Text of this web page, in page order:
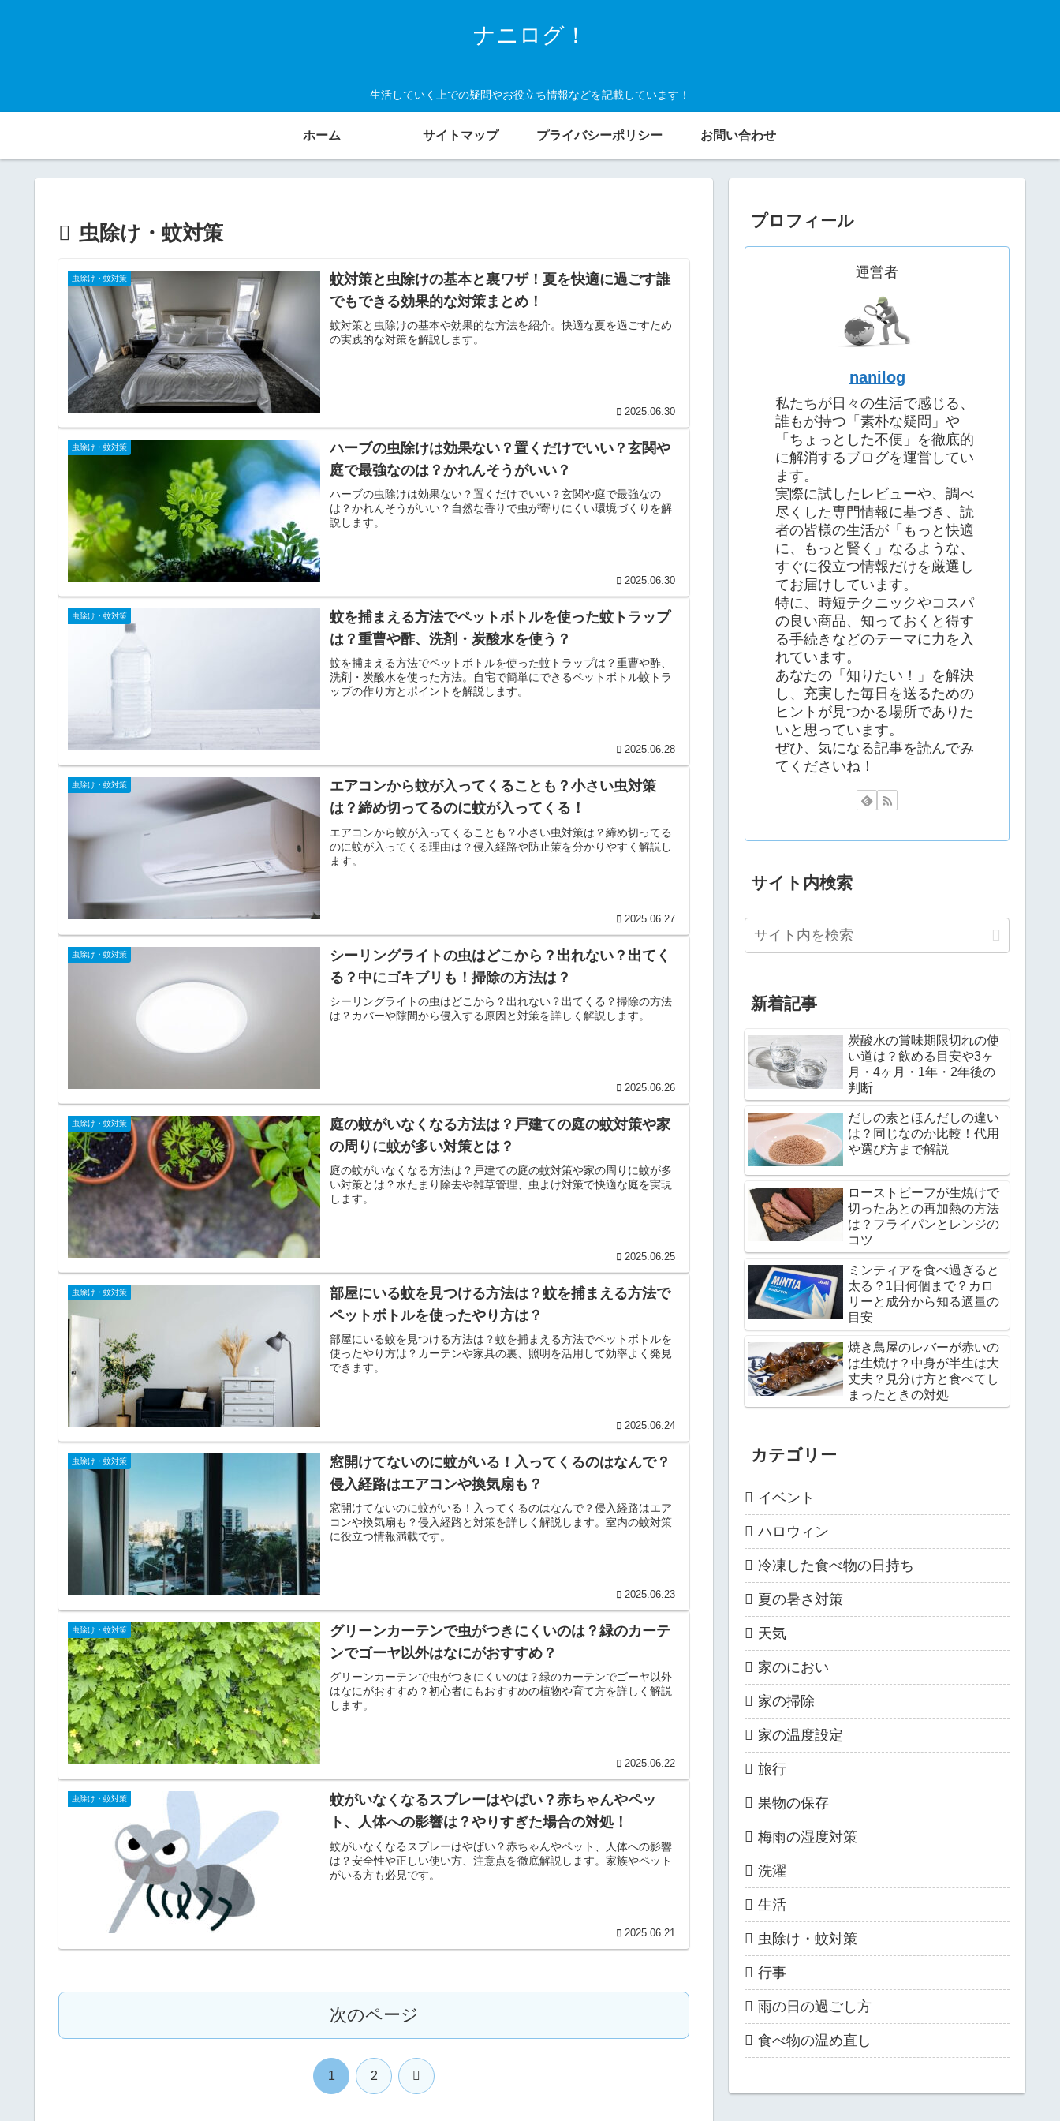
ナニログ！
生活していく上での疑問やお役立ち情報などを記載しています！
ホーム サイトマップ プライバシーポリシー お問い合わせ
虫除け・蚊対策
虫除け・蚊対策
蚊対策と虫除けの基本と裏ワザ！夏を快適に過ごす誰
でもできる効果的な対策まとめ！
蚊対策と虫除けの基本や効果的な方法を紹介。快適な夏を過ごすため
の実践的な対策を解説します。
2025.06.30
虫除け・蚊対策
ハーブの虫除けは効果ない？置くだけでいい？玄関や
庭で最強なのは？かれんそうがいい？
ハーブの虫除けは効果ない？置くだけでいい？玄関や庭で最強なの
は？かれんそうがいい？自然な香りで虫が寄りにくい環境づくりを解
説します。
2025.06.30
虫除け・蚊対策
蚊を捕まえる方法でペットボトルを使った蚊トラップ
は？重曹や酢、洗剤・炭酸水を使う？
蚊を捕まえる方法でペットボトルを使った蚊トラップは？重曹や酢、
洗剤・炭酸水を使った方法。自宅で簡単にできるペットボトル蚊トラ
ップの作り方とポイントを解説します。
2025.06.28
虫除け・蚊対策
エアコンから蚊が入ってくることも？小さい虫対策
は？締め切ってるのに蚊が入ってくる！
エアコンから蚊が入ってくることも？小さい虫対策は？締め切ってる
のに蚊が入ってくる理由は？侵入経路や防止策を分かりやすく解説し
ます。
2025.06.27
虫除け・蚊対策
シーリングライトの虫はどこから？出れない？出てく
る？中にゴキブリも！掃除の方法は？
シーリングライトの虫はどこから？出れない？出てくる？掃除の方法
は？カバーや隙間から侵入する原因と対策を詳しく解説します。
2025.06.26
虫除け・蚊対策
庭の蚊がいなくなる方法は？戸建ての庭の蚊対策や家
の周りに蚊が多い対策とは？
庭の蚊がいなくなる方法は？戸建ての庭の蚊対策や家の周りに蚊が多
い対策とは？水たまり除去や雑草管理、虫よけ対策で快適な庭を実現
します。
2025.06.25
虫除け・蚊対策
部屋にいる蚊を見つける方法は？蚊を捕まえる方法で
ペットボトルを使ったやり方は？
部屋にいる蚊を見つける方法は？蚊を捕まえる方法でペットボトルを
使ったやり方は？カーテンや家具の裏、照明を活用して効率よく発見
できます。
2025.06.24
虫除け・蚊対策
窓開けてないのに蚊がいる！入ってくるのはなんで？
侵入経路はエアコンや換気扇も？
窓開けてないのに蚊がいる！入ってくるのはなんで？侵入経路はエア
コンや換気扇も？侵入経路と対策を詳しく解説します。室内の蚊対策
に役立つ情報満載です。
2025.06.23
虫除け・蚊対策
グリーンカーテンで虫がつきにくいのは？緑のカーテ
ンでゴーヤ以外はなにがおすすめ？
グリーンカーテンで虫がつきにくいのは？緑のカーテンでゴーヤ以外
はなにがおすすめ？初心者にもおすすめの植物や育て方を詳しく解説
します。
2025.06.22
虫除け・蚊対策
蚊がいなくなるスプレーはやばい？赤ちゃんやペッ
ト、人体への影響は？やりすぎた場合の対処！
蚊がいなくなるスプレーはやばい？赤ちゃんやペット、人体への影響
は？安全性や正しい使い方、注意点を徹底解説します。家族やペット
がいる方も必見です。
2025.06.21
次のページ
1 2 次
プロフィール
運営者
nanilog
私たちが日々の生活で感じる、
誰もが持つ「素朴な疑問」や
「ちょっとした不便」を徹底的
に解消するブログを運営してい
ます。
実際に試したレビューや、調べ
尽くした専門情報に基づき、読
者の皆様の生活が「もっと快適
に、もっと賢く」なるような、
すぐに役立つ情報だけを厳選し
てお届けしています。
特に、時短テクニックやコスパ
の良い商品、知っておくと得す
る手続きなどのテーマに力を入
れています。
あなたの「知りたい！」を解決
し、充実した毎日を送るための
ヒントが見つかる場所でありた
いと思っています。
ぜひ、気になる記事を読んでみ
てくださいね！
サイト内検索
新着記事
炭酸水の賞味期限切れの使
い道は？飲める目安や3ヶ
月・4ヶ月・1年・2年後の
判断
だしの素とほんだしの違い
は？同じなのか比較！代用
や選び方まで解説
ローストビーフが生焼けで
切ったあとの再加熱の方法
は？フライパンとレンジの
コツ
ミンティアを食べ過ぎると
太る？1日何個まで？カロ
リーと成分から知る適量の
目安
焼き鳥屋のレバーが赤いの
は生焼け？中身が半生は大
丈夫？見分け方と食べてし
まったときの対処
カテゴリー
イベント
ハロウィン
冷凍した食べ物の日持ち
夏の暑さ対策
天気
家のにおい
家の掃除
家の温度設定
旅行
果物の保存
梅雨の湿度対策
洗濯
生活
虫除け・蚊対策
行事
雨の日の過ごし方
食べ物の温め直し